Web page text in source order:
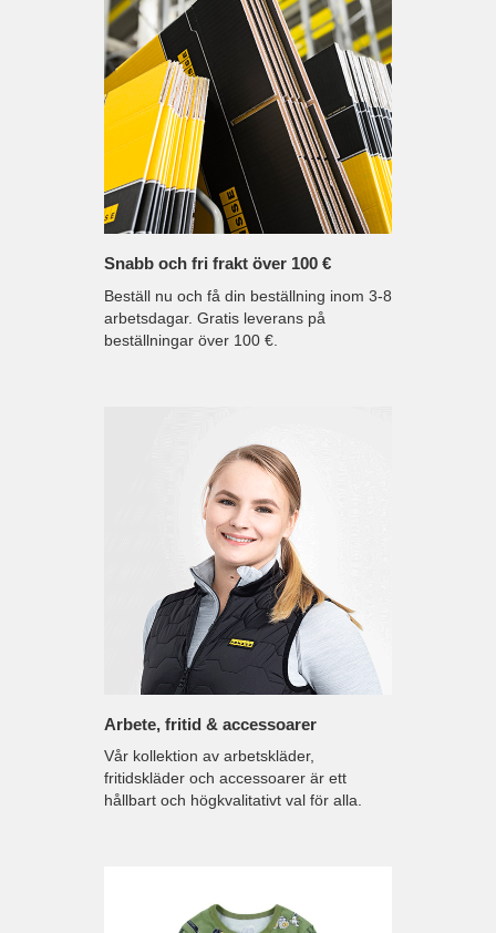
S
T
A
Snabb och fri frakt över 100 €
Beställ nu och få din beställning inom 3-8
arbetsdagar. Gratis leverans på
beställningar över 100 €.
Arbete, fritid & accessoarer
Vår kollektion av arbetskläder,
fritidskläder och accessoarer är ett
hållbart och högkvalitativt val för alla.